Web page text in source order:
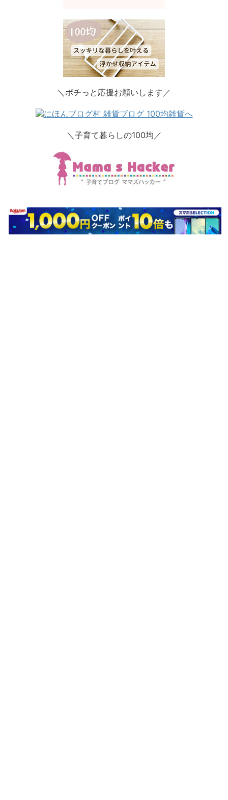
＼ポチっと応援お願いします／
＼子育て暮らしの100均／